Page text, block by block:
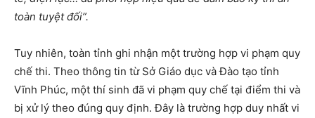
toàn tuyệt đối”.
Tuy nhiên, toàn tỉnh ghi nhận một trường hợp vi phạm quy
chế thi. Theo thông tin từ Sở Giáo dục và Đào tạo tỉnh
Vĩnh Phúc, một thí sinh đã vi phạm quy chế tại điểm thi và
bị xử lý theo đúng quy định. Đây là trường hợp duy nhất vi